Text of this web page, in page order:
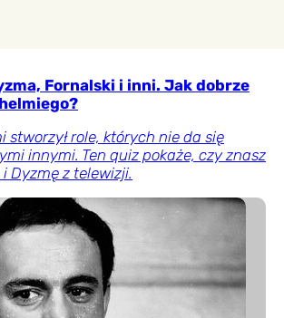
Fornalski i inni. Jak dobrze
stworzył role, których nie da się
innymi. Ten quiz pokaże, czy znasz
Dyzmę z telewizji.